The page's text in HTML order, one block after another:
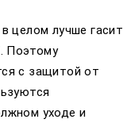
целом лучше гасит
Поэтому
с защитой от
уходе и